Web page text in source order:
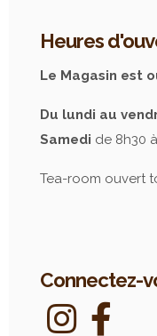
Heures
Le Magasin est
Du lundi au
Samedi de 8h30
Tea-room ouvert
Connectez-